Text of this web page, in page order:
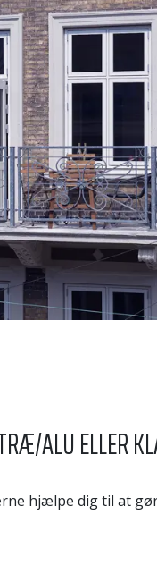
ALU ELLER
hjælpe dig til at